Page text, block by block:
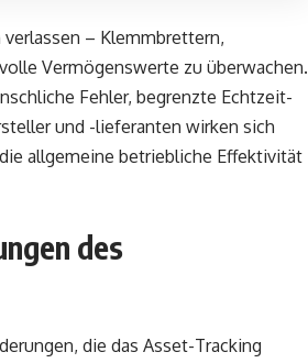
– Klemmbrettern,
Vermögenswerte zu überwachen.
Fehler, begrenzte Echtzeit-
und -lieferanten wirken sich
allgemeine betriebliche Effektivität
des
die das Asset-Tracking